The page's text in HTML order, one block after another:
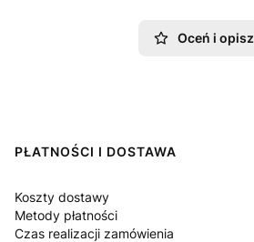
Oceń i opisz
Linki w stopce
PŁATNOŚCI I DOSTAWA
Koszty dostawy
Metody płatności
Czas realizacji zamówienia